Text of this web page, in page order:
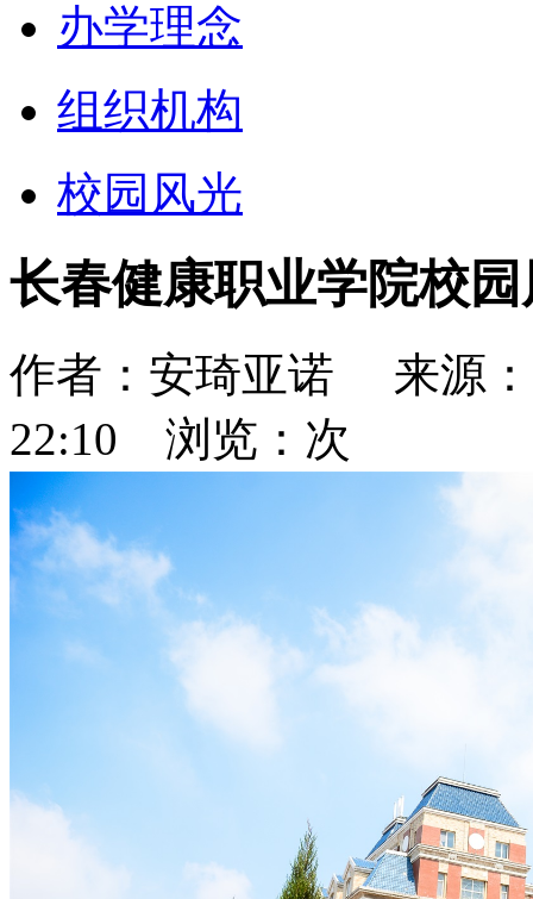
办学理念
组织机构
校园风光
长春健康职业学院校园
作者： 安琦亚诺 来源：
22:10 浏览： 次